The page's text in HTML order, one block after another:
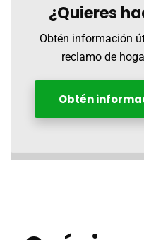
¿Quieres
Obtén información
reclamo de
Obtén